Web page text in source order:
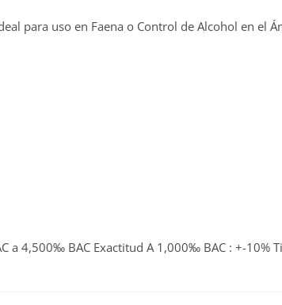
para uso en Faena o Control de Alcohol en el
a 4,500‰ BAC Exactitud A 1,000‰ BAC : +-10%